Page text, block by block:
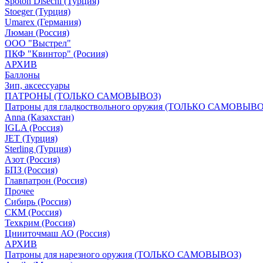
Stoeger (Турция)
Umarex (Германия)
Люман (Россия)
ООО "Выстрел"
ПКФ "Квинтор" (Росиия)
АРХИВ
Баллоны
Зип, аксессуары
ПАТРОНЫ (ТОЛЬКО САМОВЫВОЗ)
Патроны для гладкоствольного оружия (ТОЛЬКО
Anna (Казахстан)
IGLA (Россия)
JET (Турция)
Sterling (Турция)
Азот (Россия)
БПЗ (Россия)
Главпатрон (Россия)
Прочее
Сибирь (Россия)
СКМ (Россия)
Техкрим (Россия)
Цнииточмаш АО (Россия)
АРХИВ
Патроны для нарезного оружия (ТОЛЬКО САМОВЫВОЗ)